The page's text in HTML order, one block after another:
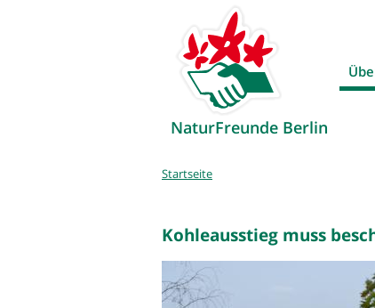
NaturFreunde Berlin
Sie
Startseite
Kohleausstieg muss